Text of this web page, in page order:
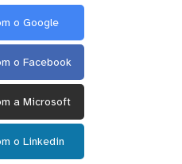
o Google
o Facebook
a Microsoft
o Linkedin